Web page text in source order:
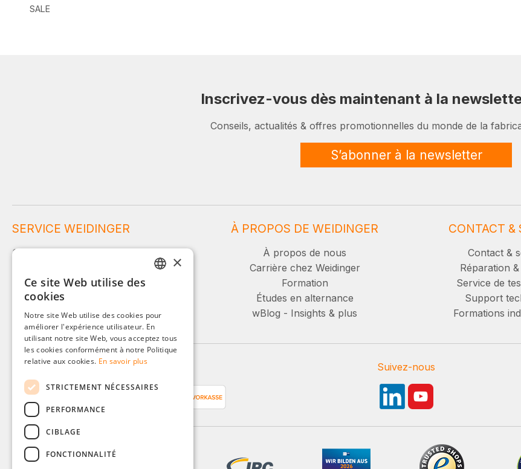
SALE
Inscrivez-vous dès maintenant à la
Conseils, actualités & offres promotionnelles du monde de la
S’abonner à la newsletter
SERVICE WEIDINGER
Service et conseil :
+49 (0)8142 / 4289 - 300
Lu-Ve, 08:00 - 16:00
Ou via notre formulaire de contact.
À PROPOS DE WEIDINGER
À propos de nous
Carrière chez Weidinger
Formation
Études en alternance
wBlog - Insights & plus
CONTACT &
Contact &
Réparation
Service de
Support
Formations
Moyens de paiement Suivez-nous
ITALIAN
POLISH
×
Ce site Web utilise des
cookies
Notre site Web utilise des cookies pour
améliorer l'expérience utilisateur. En
utilisant notre site Web, vous acceptez tous
les cookies conformément à notre Politique
relative aux cookies. En savoir plus
STRICTEMENT NÉCESSAIRES
PERFORMANCE
CIBLAGE
FONCTIONNALITÉ